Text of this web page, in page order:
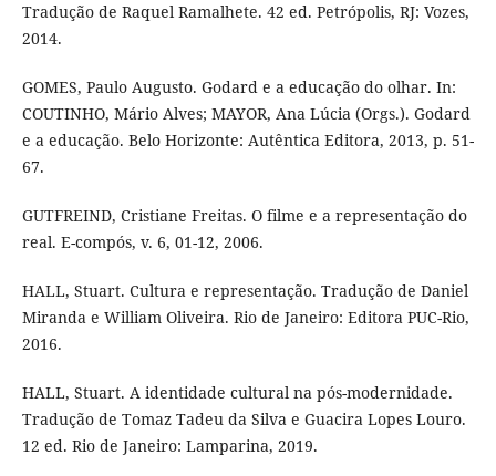
Tradução de Raquel Ramalhete. 42 ed. Petrópolis, RJ: Vozes,
2014.
GOMES, Paulo Augusto. Godard e a educação do olhar. In:
COUTINHO, Mário Alves; MAYOR, Ana Lúcia (Orgs.). Godard
e a educação. Belo Horizonte: Autêntica Editora, 2013, p. 51-
67.
GUTFREIND, Cristiane Freitas. O filme e a representação do
real. E-compós, v. 6, 01-12, 2006.
HALL, Stuart. Cultura e representação. Tradução de Daniel
Miranda e William Oliveira. Rio de Janeiro: Editora PUC-Rio,
2016.
HALL, Stuart. A identidade cultural na pós-modernidade.
Tradução de Tomaz Tadeu da Silva e Guacira Lopes Louro.
12 ed. Rio de Janeiro: Lamparina, 2019.